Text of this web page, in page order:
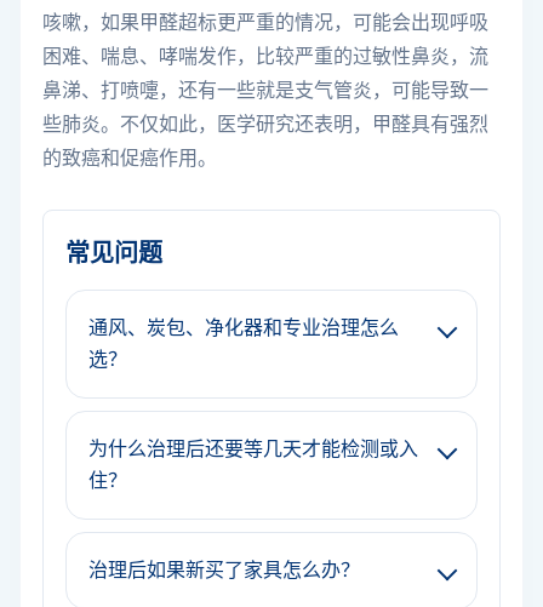
咳嗽，如果甲醛超标更严重的情况，可能会出现呼吸
困难、喘息、哮喘发作，比较严重的过敏性鼻炎，流
鼻涕、打喷嚏，还有一些就是支气管炎，可能导致一
些肺炎。不仅如此，医学研究还表明，甲醛具有强烈
的致癌和促癌作用。
常见问题
通风、炭包、净化器和专业治理怎么
选？
为什么治理后还要等几天才能检测或入
住？
治理后如果新买了家具怎么办？